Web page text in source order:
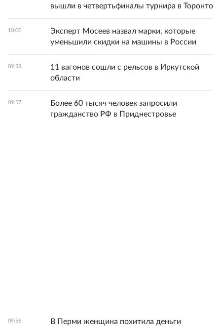
вышли в четвертьфиналы турнира в Торонто
10:00
Эксперт Мосеев назвал марки, которые
уменьшили скидки на машины в России
09:58
11 вагонов сошли с рельсов в Иркутской
области
09:57
Более 60 тысяч человек запросили
гражданство РФ в Приднестровье
09:56
В Перми женщина похитила деньги